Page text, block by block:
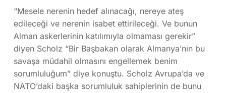
“Mesele nerenin hedef alınacağı, nereye ateş
edileceği ve nerenin isabet ettirileceği. Ve bunun
Alman askerlerinin katılımıyla olmaması gerekir”
diyen Scholz “Bir Başbakan olarak Almanya’nın bu
savaşa müdahil olmasını engellemek benim
sorumluluğum” diye konuştu. Scholz Avrupa’da ve
NATO’daki başka sorumluluk sahiplerinin de bunu